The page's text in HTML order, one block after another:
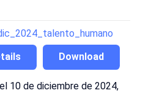
Download
10 de diciembre de 2024,